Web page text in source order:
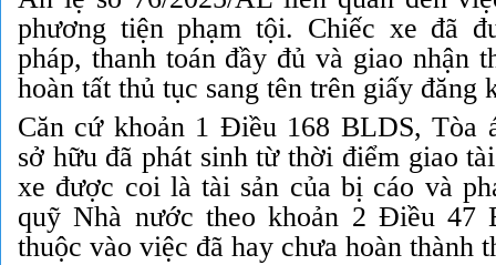
phương tiện phạm tội. Chiếc xe đã
pháp, thanh toán đầy đủ và giao nhận
hoàn tất thủ tục sang tên trên giấy đăng
Căn cứ khoản 1 Điều 168 BLDS, Tòa
sở hữu đã phát sinh từ thời điểm giao
xe được coi là tài sản của bị cáo và
quỹ Nhà nước theo khoản 2 Điều 47
thuộc vào việc đã hay chưa hoàn thành